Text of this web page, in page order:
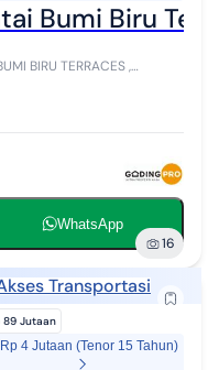
Bumi Biru
BIRU TERRACES ,
Serpong, Tangerang
WhatsApp
16
Transportasi
89 Jutaan
Rp 4 Jutaan (Tenor 15 Tahun)